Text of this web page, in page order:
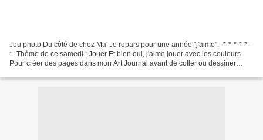
Jeu photo Du côté de chez Ma' Je repars pour une année "j'aime". -*-*-*-*-*-
*- Thème de ce samedi : Jouer Et bien oui, j'aime jouer avec les couleurs
Pour créer des pages dans mon Art Journal avant de coller ou dessiner